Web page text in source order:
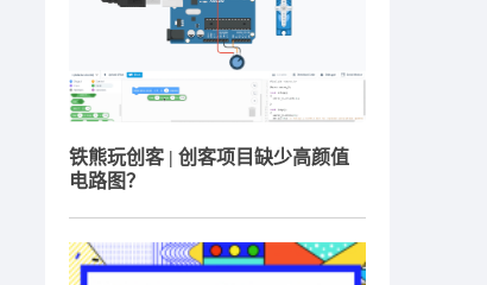
铁熊玩创客 | 创客项目缺少高颜值
电路图？